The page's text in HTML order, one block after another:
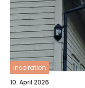
inspiration
10. April 2026